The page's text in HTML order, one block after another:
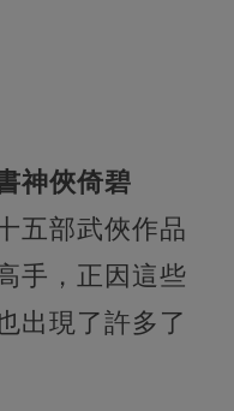
神俠倚碧
五部武俠作品
手，正因這些
出現了許多了